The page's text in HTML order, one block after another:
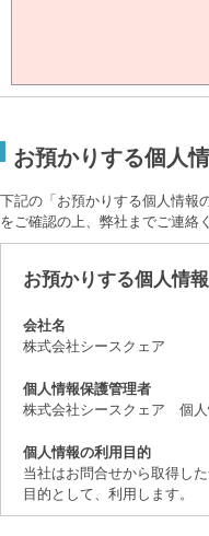
お預かりする個人
下記の「お預かりする個人情報
をご確認の上、弊社までご連絡
お預かりする個人情
会社名
株式会社シースクェア
個人情報保護管理者
株式会社シースクェア 個人
個人情報の利用目的
当社はお問合せから取得し
目的として、利用します。